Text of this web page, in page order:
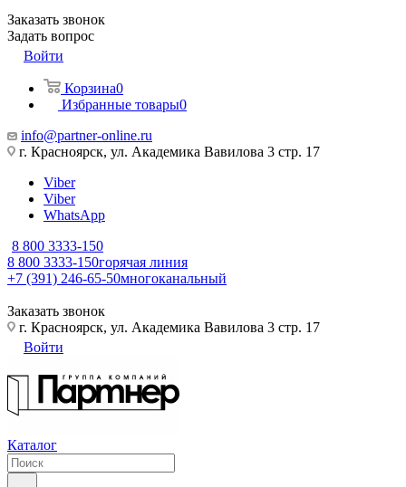
Заказать звонок
Задать вопрос
Войти
Корзина0
Избранные товары0
info@partner-online.ru
г. Красноярск, ул. Академика Вавилова 3 стр. 17
Viber
Viber
WhatsApp
8 800 3333-150
8 800 3333-150горячая линия
+7 (391) 246-65-50многоканальный
Заказать звонок
г. Красноярск, ул. Академика Вавилова 3 стр. 17
Войти
Каталог